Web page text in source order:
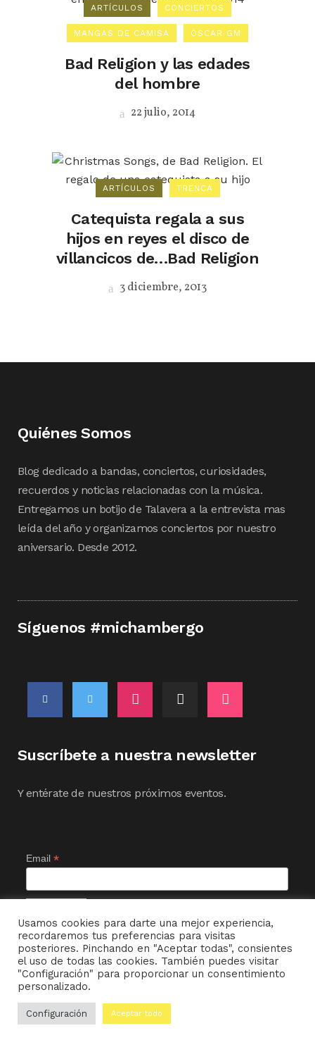
ARTÍCULOS CONCIERTOS
MANGAS DE CAMISA ÓSCAR GM
Bad Religion y las edades
del hombre
22 julio, 2014
ARTÍCULOS TRENCA
Catequista regala a sus
hijos en reyes el disco de
villancicos de…Bad Religion
3 diciembre, 2013
Quiénes Somos
Blog dedicado a bandas, conciertos, curiosidades,
recuerdos y noticias relacionadas con la música.
Entregamos un botijo de Talavera a la entrevista mas
leída del año y organizamos conciertos por nuestro
aniversario. Desde 2012.
Síguenos #michambergo
Suscríbete a nuestra newsletter
Y entérate de nuestros próximos eventos.
Email *
© MI CHAMBERGO DE ENTRETIEMPO ~ 2022
Usamos cookies para darte una mejor experiencia,
recordaremos tus preferencias para visitas
posteriores. Pinchando en "Aceptar todas", consientes
el uso de todas las cookies. También puedes visitar
"Configuración" para proporcionar un consentimiento
personalizado.
Configuración Aceptar todo